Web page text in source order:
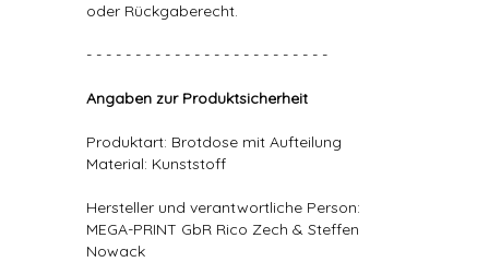
oder Rückgaberecht.
- - - - - - - - - - - - - - - - - - - - - - - - -
Angaben zur Produktsicherheit
Produktart: Brotdose mit Aufteilung
Material: Kunststoff
Hersteller und verantwortliche Person:
MEGA-PRINT GbR Rico Zech & Steffen
Nowack